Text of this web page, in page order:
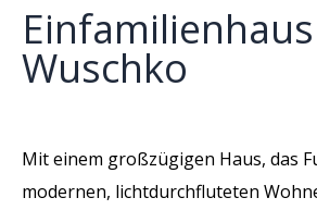
Einfamilienhaus
Wuschko
Mit einem großzügigen Haus, das
modernen, lichtdurchfluteten